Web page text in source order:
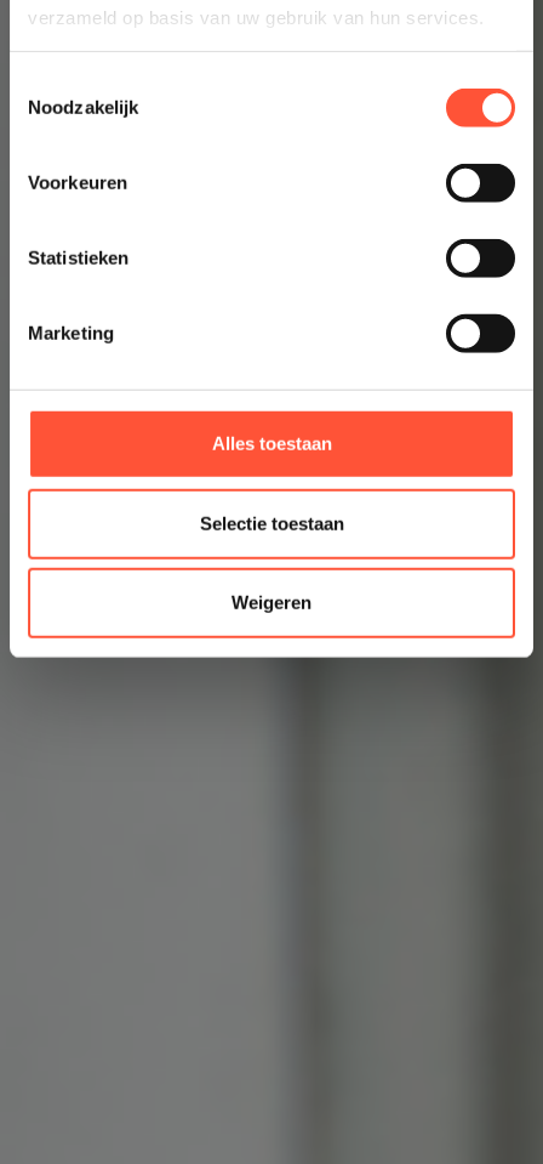
verzameld op basis van uw gebruik van hun services.
Noodzakelijk
Voorkeuren
Statistieken
Marketing
Alles toestaan
Selectie toestaan
Weigeren